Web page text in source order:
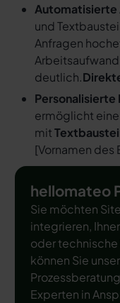
und
Anfragen
deutlich.
Personalisierte
ermöglicht
mit
[Vornamen des
hellomateo
Sie möchten
integrieren,
oder technische
können Sie
Experten in